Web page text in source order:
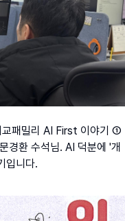
교패밀리 AI First 이야기 ①
경환 수석님. AI 덕분에 '개
입니다.